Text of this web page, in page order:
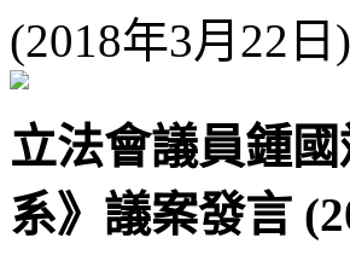
(2018年3月22日)
立法會議員鍾
系》議案發言